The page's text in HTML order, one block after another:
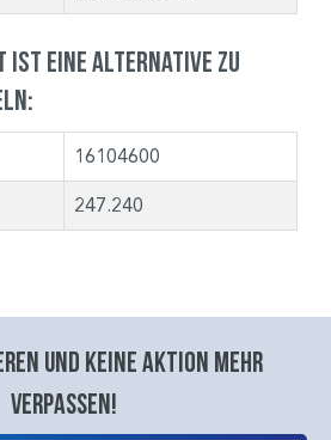
ist eine Alternative zu
16104600
247.240
und keine aktion mehr
verpassen!